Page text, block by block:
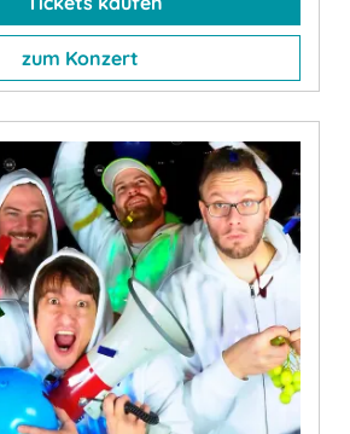
zum Konzert